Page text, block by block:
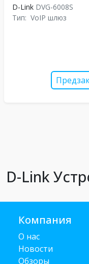
D-Link DVG-6008S
Тип: VoIP шлюз
D-Link
Компания
О нас
Новости
Обзоры